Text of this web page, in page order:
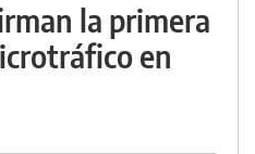
la primera
en